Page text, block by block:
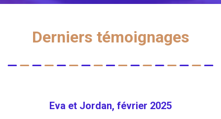
Derniers témoignages
Eva et Jordan, février 2025